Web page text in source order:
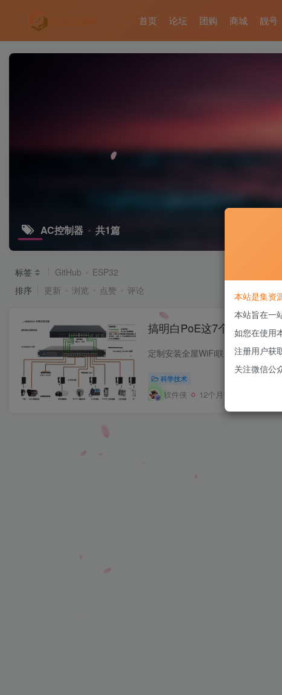
首页 论坛 团购 商城 靓号
AC控制器 共1篇
标签 GitHub
ESP32
排序
更新 浏览 点赞 评论
搞明白PoE这7个问题，你
科学技术
软件侠 12个月前
本站是集资
本站旨在一
如您在使用
注册用户获
关注微信公